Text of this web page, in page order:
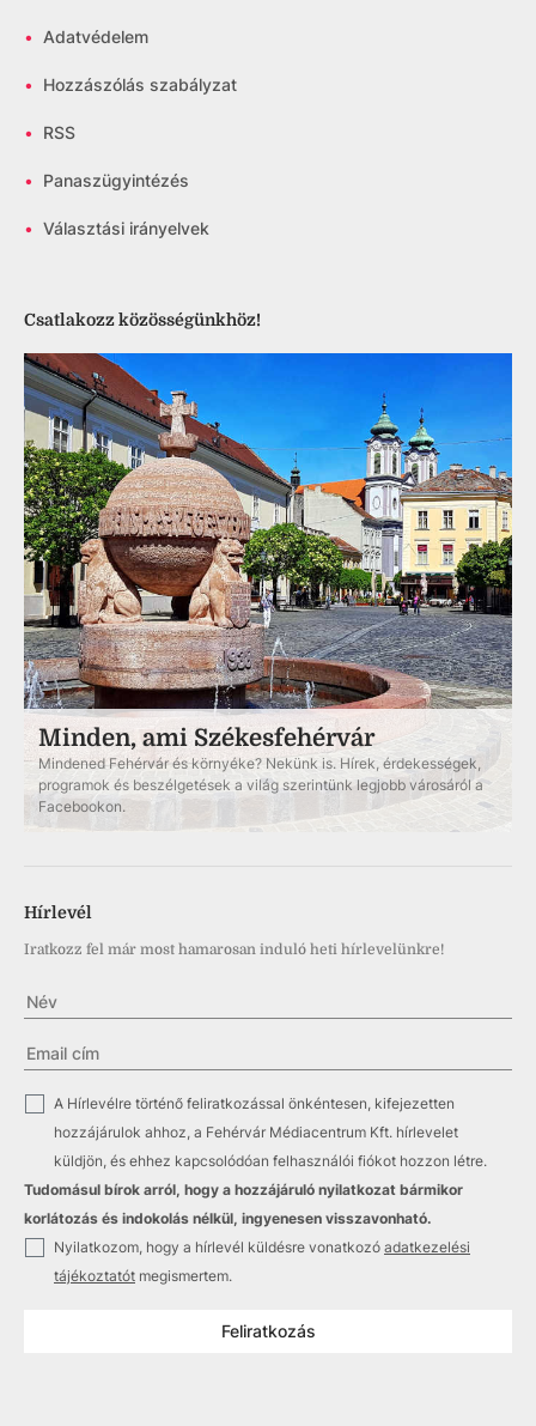
• Adatvédelem
• Hozzászólás szabályzat
• RSS
• Panaszügyintézés
• Választási irányelvek
Csatlakozz közösségünkhöz!
Minden, ami Székesfehérvár
Mindened Fehérvár és környéke? Nekünk is. Hírek, érdekességek,
programok és beszélgetések a világ szerintünk legjobb városáról a
Facebookon.
Hírlevél
Iratkozz fel már most hamarosan induló heti hírlevelünkre!
✓
A Hírlevélre történő feliratkozással önkéntesen, kifejezetten
hozzájárulok ahhoz, a Fehérvár Médiacentrum Kft. hírlevelet
küldjön, és ehhez kapcsolódóan felhasználói fiókot hozzon létre.
Tudomásul bírok arról, hogy a hozzájáruló nyilatkozat bármikor
korlátozás és indokolás nélkül, ingyenesen visszavonható.
✓ Nyilatkozom, hogy a hírlevél küldésre vonatkozó adatkezelési
tájékoztatót megismertem.
Feliratkozás